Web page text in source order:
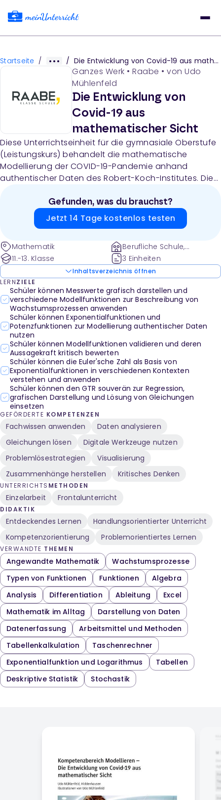
Startseite / / Die Entwicklung von Covid-19 aus mathematischer Sicht
Ganzes Werk • Raabe • von Udo
Mühlenfeld
Die Entwicklung von
Covid-19 aus
mathematischer Sicht
Diese Unterrichtseinheit für die gymnasiale Oberstufe
(Leistungskurs) behandelt die mathematische
Modellierung der COVID-19-Pandemie anhand
authentischer Daten des Robert-Koch-Institutes. Die
verschiedener Funktionstypen, zur Anwendung und
Validierung von Modellfunktionen, zur Modellierung
von Pandemieszenarien, zur Euler'schen Zahl sowie
CX).
Gefunden, was du brauchst?
Jetzt 14 Tage kostenlos testen
Mathematik
11.-13. Klasse
Berufliche Schule,
Gymnasium
3 Einheiten
Inhaltsverzeichnis öffnen
LERNZIELE
Schüler können Messwerte grafisch darstellen und
verschiedene Modellfunktionen zur Beschreibung von
Wachstumsprozessen anwenden
Schüler können Exponentialfunktionen und
Potenzfunktionen zur Modellierung authentischer Daten
nutzen
Schüler können Modellfunktionen validieren und deren
Aussagekraft kritisch bewerten
Schüler können die Euler'sche Zahl als Basis von
Exponentialfunktionen in verschiedenen Kontexten
verstehen und anwenden
Schüler können den GTR souverän zur Regression,
grafischen Darstellung und Lösung von Gleichungen
einsetzen
GEFÖRDERTE KOMPETENZEN
Fachwissen anwenden
Daten analysieren
Gleichungen lösen
Digitale Werkzeuge nutzen
Problemlösestrategien
Visualisierung
Zusammenhänge herstellen
Kritisches Denken
UNTERRICHTS METHODEN
Einzelarbeit Frontalunterricht
DIDAKTIK
Entdeckendes Lernen
Handlungsorientierter Unterricht
Kompetenzorientierung
Problemorientiertes Lernen
VERWANDTE THEMEN
Angewandte Mathematik
Wachstumsprozesse
Typen von Funktionen
Funktionen
Algebra
Analysis
Differentiation Ableitung
Excel
Mathematik im Alltag
Darstellung von Daten
Datenerfassung
Arbeitsmittel und Methoden
Tabellenkalkulation
Taschenrechner
Exponentialfunktion und Logarithmus
Tabellen
Deskriptive Statistik
Stochastik